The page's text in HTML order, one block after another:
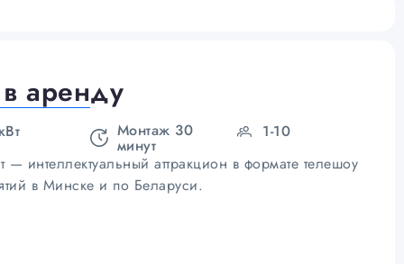
аренду
Монтаж 30
минут
1-10
интеллектуальный аттракцион в формате телешоу
в Минске и по Беларуси.